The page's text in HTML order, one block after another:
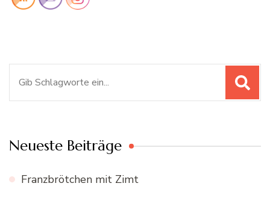
Neueste Beiträge
Franzbrötchen mit Zimt